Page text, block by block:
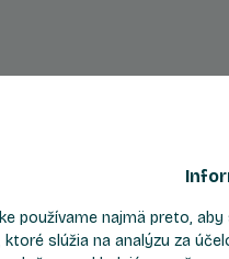
Byt
používame najmä preto,
slúžia na analýzu za